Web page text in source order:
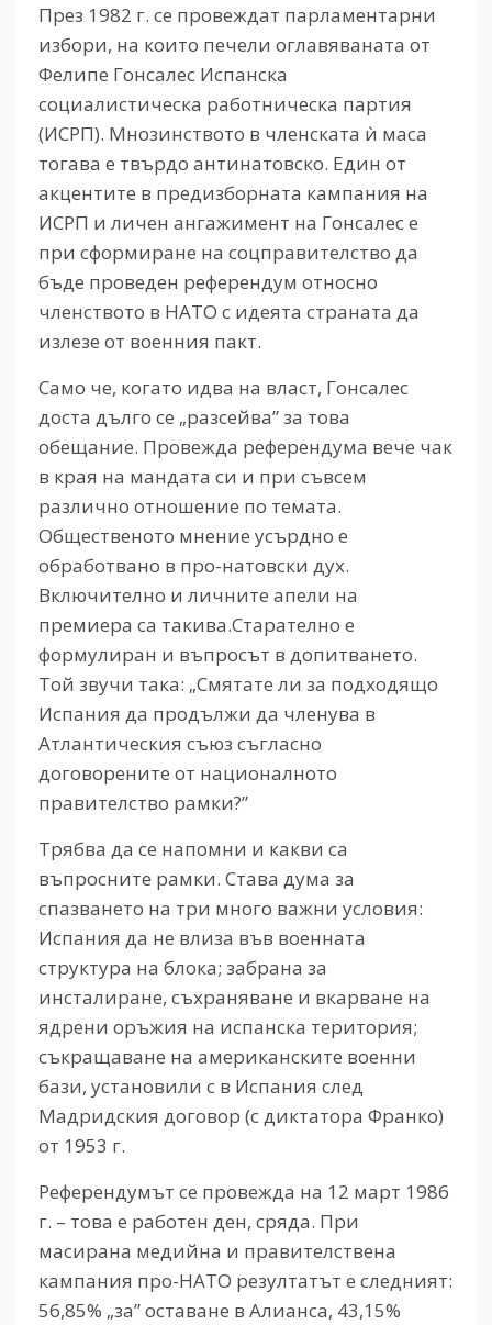
През 1982 г. се провеждат парламентарни
избори, на които печели оглавяваната от
Фелипе Гонсалес Испанска
социалистическа работническа партия
(ИСРП). Мнозинството в членската ѝ маса
тогава е твърдо антинатовско. Един от
акцентите в предизборната кампания на
ИСРП и личен ангажимент на Гонсалес е
при сформиране на соцправителство да
бъде проведен референдум относно
членството в НАТО с идеята страната да
излезе от военния пакт.
Само че, когато идва на власт, Гонсалес
доста дълго се „разсейва” за това
обещание. Провежда референдума вече чак
в края на мандата си и при съвсем
различно отношение по темата.
Общественото мнение усърдно е
обработвано в про-натовски дух.
Включително и личните апели на
премиера са такива.Старателно е
формулиран и въпросът в допитването.
Той звучи така: „Смятате ли за подходящо
Испания да продължи да членува в
Атлантическия съюз съгласно
договорените от националното
правителство рамки?”
Трябва да се напомни и какви са
въпросните рамки. Става дума за
спазването на три много важни условия:
Испания да не влиза във военната
структура на блока; забрана за
инсталиране, съхраняване и вкарване на
ядрени оръжия на испанска територия;
съкращаване на американските военни
бази, установили с в Испания след
Мадридския договор (с диктатора Франко)
от 1953 г.
Референдумът се провежда на 12 март 1986
г. – това е работен ден, сряда. При
масирана медийна и правителствена
кампания про-НАТО резултатът е следният:
56,85% „за” оставане в Алианса, 43,15%